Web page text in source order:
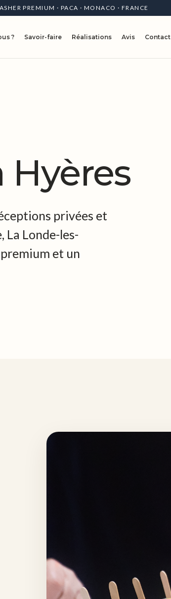
PREMIUM · PACA · MONACO · FRANCE
? Savoir-faire Réalisations Avis Contact
Hyères
privées et
La Londe-les-
et un